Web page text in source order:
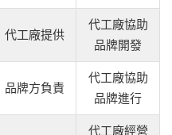
代工廠提供
代工廠協助
品牌開發
品牌方負責
代工廠協助
品牌進行
代工廠經營